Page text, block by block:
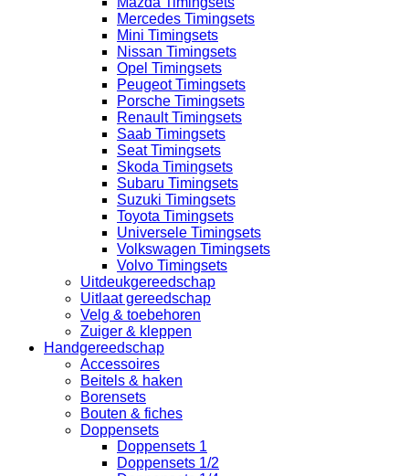
Mercedes Timingsets
Mini Timingsets
Nissan Timingsets
Opel Timingsets
Peugeot Timingsets
Porsche Timingsets
Renault Timingsets
Saab Timingsets
Seat Timingsets
Skoda Timingsets
Subaru Timingsets
Suzuki Timingsets
Toyota Timingsets
Universele Timingsets
Volkswagen Timingsets
Volvo Timingsets
Uitdeukgereedschap
Uitlaat gereedschap
Velg & toebehoren
Zuiger & kleppen
Handgereedschap
Accessoires
Beitels & haken
Borensets
Bouten & fiches
Doppensets
Doppensets 1
Doppensets 1/2